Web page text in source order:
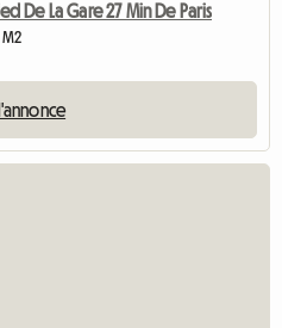
De La Gare 27 Min De Paris